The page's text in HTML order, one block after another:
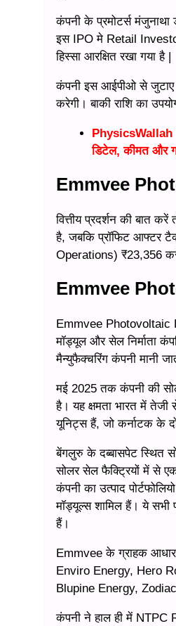
कंपनी के प्रमोटर्स मंजुनाथा
इस IPO मे Retail
हिस्सा आरक्षित रखा गया है |
कंपनी इस आईपीओ से जुटाए
करेगी। बाकी राशि का
PhysicsWallah
डिटेल, कीमत और
Emmvee
वित्तीय प्रदर्शन की बात
है, जबकि प्रॉफिट आफ्टर
Operations) ₹23,356
Emmvee
Emmvee Photovoltaic
मॉड्यूल और सेल निर्माता
मैन्युफैक्चरिंग कंपनी मानी
मई 2025 तक कंपनी की
है। यह क्षमता भारत में तेजी
यूनिट्स हैं, जो कर्नाटक के
बेंगलुरु के दब्बासपेट स्थित
सोलर सेल फैक्ट्रियों में से
कंपनी का उत्पाद
मॉड्यूल्स शामिल हैं। ये सभी
हैं।
Emmvee के ग्राहक
Enviro Energy, Hero
Blupine Energy, Zodiac
कंपनी ने हाल ही में NTPC